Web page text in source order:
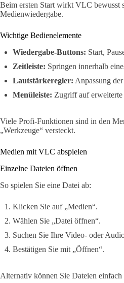
Beim ersten Start wirkt VLC bewusst
Medienwiedergabe.
Wichtige Bedienelemente
Wiedergabe-Buttons: Start,
Zeitleiste: Springen innerhalb
Lautstärkeregler: Anpassung
Menüleiste: Zugriff auf
Viele Profi-Funktionen sind in den
„Werkzeuge“ versteckt.
Medien mit VLC abspielen
Einzelne Dateien öffnen
So spielen Sie eine Datei ab:
Klicken Sie auf „Medien“.
Wählen Sie „Datei öffnen“.
Suchen Sie Ihre Video- oder
Bestätigen Sie mit „Öffnen“.
Alternativ können Sie Dateien